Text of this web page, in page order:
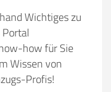
Wichtiges zu
how für Sie
Wissen von
Profis!